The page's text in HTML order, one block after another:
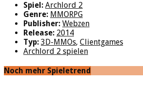
Spiel: Archlord 2
Genre: MMORPG
Publisher: Webzen
Release: 2014
Typ: 3D-MMOs, Clientgames
Archlord 2 spielen
Noch mehr Spieletrend